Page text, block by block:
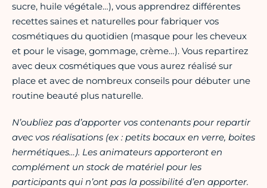
sucre, huile végétale…), vous apprendrez différentes
recettes saines et naturelles pour fabriquer vos
cosmétiques du quotidien (masque pour les cheveux
et pour le visage, gommage, crème…). Vous repartirez
avec deux cosmétiques que vous aurez réalisé sur
place et avec de nombreux conseils pour débuter une
routine beauté plus naturelle.
N’oubliez pas d’apporter vos contenants pour repartir
avec vos réalisations (ex : petits bocaux en verre, boites
hermétiques…). Les animateurs apporteront en
complément un stock de matériel pour les
participants qui n’ont pas la possibilité d’en apporter.